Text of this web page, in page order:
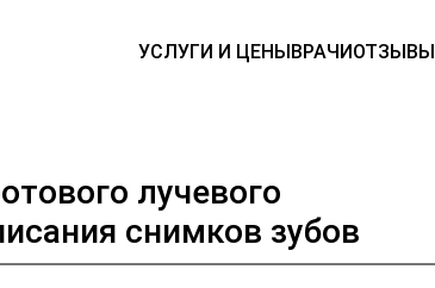
УСЛУГИ И ЦЕНЫВРАЧИОТЗЫВЫ
лучевого
снимков зубов